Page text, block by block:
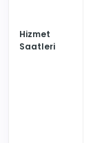
Hizmet
Saatleri